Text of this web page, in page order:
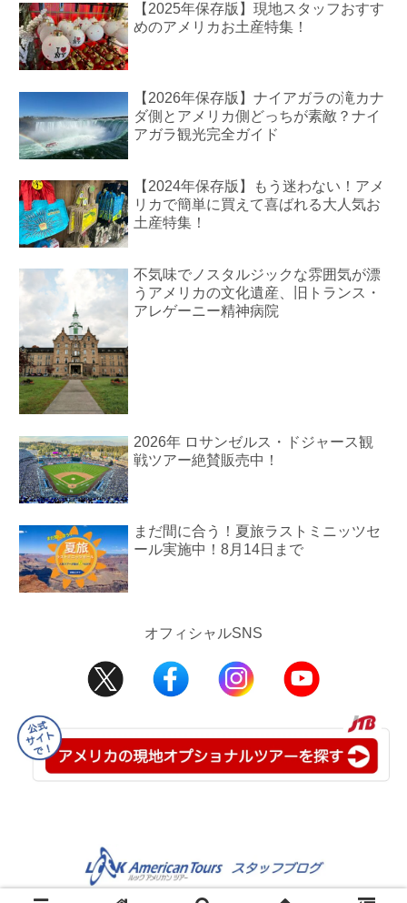
【2025年保存版】現地スタッフおすす
めのアメリカお土産特集！
【2026年保存版】ナイアガラの滝カナ
ダ側とアメリカ側どっちが素敵？ナイ
アガラ観光完全ガイド
【2024年保存版】もう迷わない！アメ
リカで簡単に買えて喜ばれる大人気お
土産特集！
不気味でノスタルジックな雰囲気が漂
うアメリカの文化遺産、旧トランス・
アレゲーニー精神病院
2026年 ロサンゼルス・ドジャース観
戦ツアー絶賛販売中！
まだ間に合う！夏旅ラストミニッツセ
ール実施中！8月14日まで
オフィシャルSNS